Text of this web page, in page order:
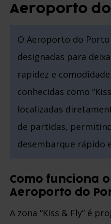
Aeroporto
O Aeroporto do
designadas para
rapidez e
conhecidas como
localizadas
de partidas,
desembarque rápido
Como funciona o
Aeroporto do
A zona “Kiss & Fly” é